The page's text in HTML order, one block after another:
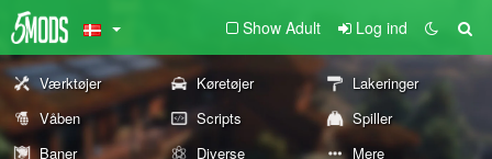
Show Adult Log ind
Værktøjer Køretøjer
Lakeringer
Våben
Scripts
Spiller
Baner
Diverse Mere